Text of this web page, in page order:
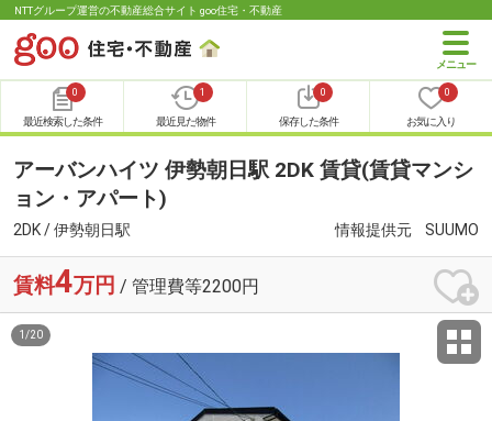
NTTグループ運営の不動産総合サイト goo住宅・不動産
0
最近検索した条件
1
最近見た物件
0
保存した条件
0
お気に入り
アーバンハイツ 伊勢朝日駅 2DK 賃貸(賃貸マンシ
ョン・アパート)
2DK / 伊勢朝日駅 情報提供元 SUUMO
賃料4万円 / 管理費等2200円
1 /20